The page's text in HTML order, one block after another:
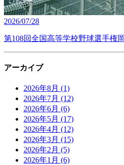
2026/07/28
第108回全国高等学校野球選手権
アーカイブ
2026年8月 (1)
2026年7月 (12)
2026年6月 (6)
2026年5月 (17)
2026年4月 (12)
2026年3月 (15)
2026年2月 (5)
2026年1月 (6)